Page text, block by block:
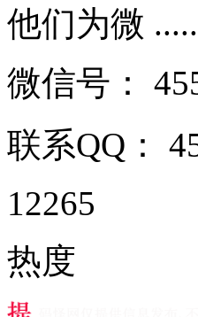
他们为微
微信号：
联系QQ：
12265
热度